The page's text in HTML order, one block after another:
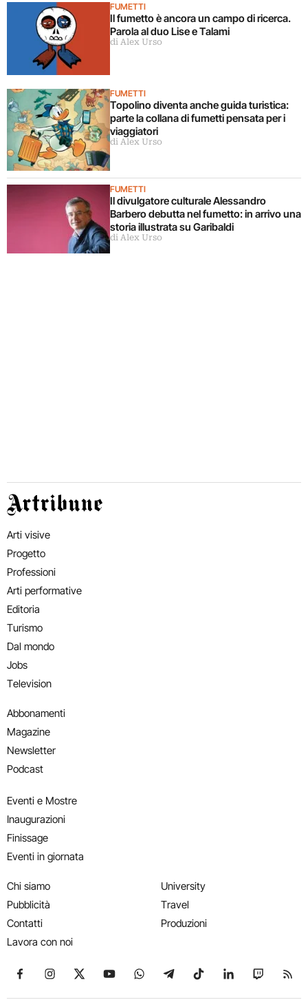
FUMETTI
Il fumetto è ancora un campo di ricerca.
Parola al duo Lise e Talami
di Alex Urso
FUMETTI
Topolino diventa anche guida turistica:
parte la collana di fumetti pensata per i
viaggiatori
di Alex Urso
FUMETTI
Il divulgatore culturale Alessandro
Barbero debutta nel fumetto: in arrivo una
storia illustrata su Garibaldi
di Alex Urso
Artribune
Arti visive
Progetto
Professioni
Arti performative
Editoria
Turismo
Dal mondo
Jobs
Television
Abbonamenti
Magazine
Newsletter
Podcast
Eventi e Mostre
Inaugurazioni
Finissage
Eventi in giornata
Chi siamo
Pubblicità
Contatti
Lavora con noi
University
Travel
Produzioni
Seguici su Facebook
Seguici su Instagram
Seguici su X
Seguici su YouTube
Seguici su WhatsApp
Seguici su Telegram
Seguici su TikTok
Seguici su
Seguici